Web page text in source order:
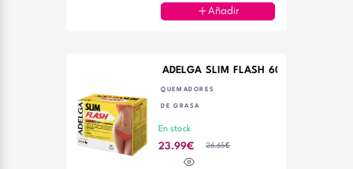
Añadir
ADELGA SLIM FLASH 60 CAPS
QUEMADORES
DE GRASA
En stock
23.99€ 26.65€